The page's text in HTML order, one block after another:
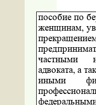
пособие по
женщинам,
частными
адвоката, а
иными